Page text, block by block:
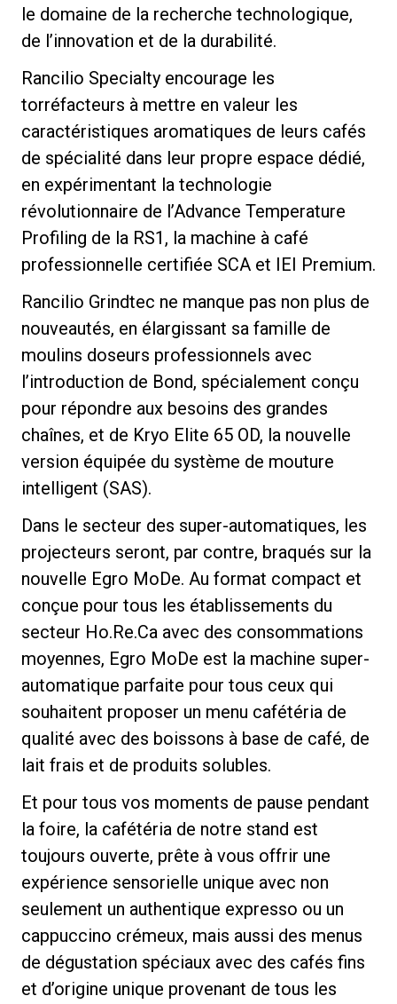
le domaine de la recherche technologique,
de l’innovation et de la durabilité.
Rancilio Specialty encourage les
torréfacteurs à mettre en valeur les
caractéristiques aromatiques de leurs cafés
de spécialité dans leur propre espace dédié,
en expérimentant la technologie
révolutionnaire de l’Advance Temperature
Profiling de la RS1, la machine à café
professionnelle certifiée SCA et IEI Premium.
Rancilio Grindtec ne manque pas non plus de
nouveautés, en élargissant sa famille de
moulins doseurs professionnels avec
l’introduction de Bond, spécialement conçu
pour répondre aux besoins des grandes
chaînes, et de Kryo Elite 65 OD, la nouvelle
version équipée du système de mouture
intelligent (SAS).
Dans le secteur des super-automatiques, les
projecteurs seront, par contre, braqués sur la
nouvelle Egro MoDe. Au format compact et
conçue pour tous les établissements du
secteur Ho.Re.Ca avec des consommations
moyennes, Egro MoDe est la machine super-
automatique parfaite pour tous ceux qui
souhaitent proposer un menu cafétéria de
qualité avec des boissons à base de café, de
lait frais et de produits solubles.
Et pour tous vos moments de pause pendant
la foire, la cafétéria de notre stand est
toujours ouverte, prête à vous offrir une
expérience sensorielle unique avec non
seulement un authentique expresso ou un
cappuccino crémeux, mais aussi des menus
de dégustation spéciaux avec des cafés fins
et d’origine unique provenant de tous les